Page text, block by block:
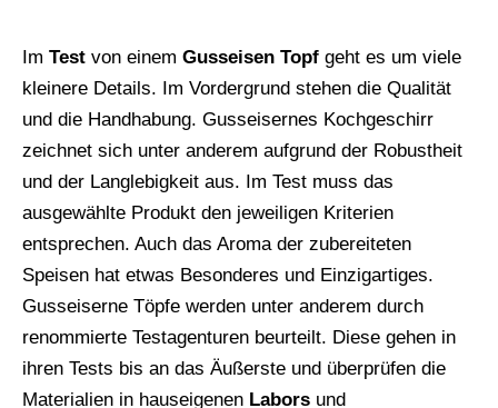
Im Test von einem Gusseisen Topf geht es um viele
kleinere Details. Im Vordergrund stehen die Qualität
und die Handhabung. Gusseisernes Kochgeschirr
zeichnet sich unter anderem aufgrund der Robustheit
und der Langlebigkeit aus. Im Test muss das
ausgewählte Produkt den jeweiligen Kriterien
entsprechen. Auch das Aroma der zubereiteten
Speisen hat etwas Besonderes und Einzigartiges.
Gusseiserne Töpfe werden unter anderem durch
renommierte Testagenturen beurteilt. Diese gehen in
ihren Tests bis an das Äußerste und überprüfen die
Materialien in hauseigenen Labors und